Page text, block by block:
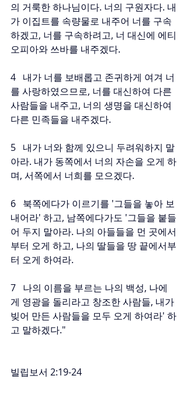
의 거룩한 하나님이다. 너의 구원자다. 내
가 이집트를 속량물로 내주어 너를 구속
하겠고, 너를 구속하려고, 너 대신에 에티
오피아와 쓰바를 내주겠다.
4   내가 너를 보배롭고 존귀하게 여겨 너
를 사랑하였으므로, 너를 대신하여 다른
사람들을 내주고, 너의 생명을 대신하여
다른 민족들을 내주겠다.
5   내가 너와 함께 있으니 두려워하지 말
아라. 내가 동쪽에서 너의 자손을 오게 하
며, 서쪽에서 너희를 모으겠다.
6   북쪽에다가 이르기를 '그들을 놓아 보
내어라' 하고, 남쪽에다가도 '그들을 붙들
어 두지 말아라. 나의 아들들을 먼 곳에서
부터 오게 하고, 나의 딸들을 땅 끝에서부
터 오게 하여라.
7   나의 이름을 부르는 나의 백성, 나에
게 영광을 돌리라고 창조한 사람들, 내가
빚어 만든 사람들을 모두 오게 하여라' 하
고 말하겠다."
빌립보서 2:19-24